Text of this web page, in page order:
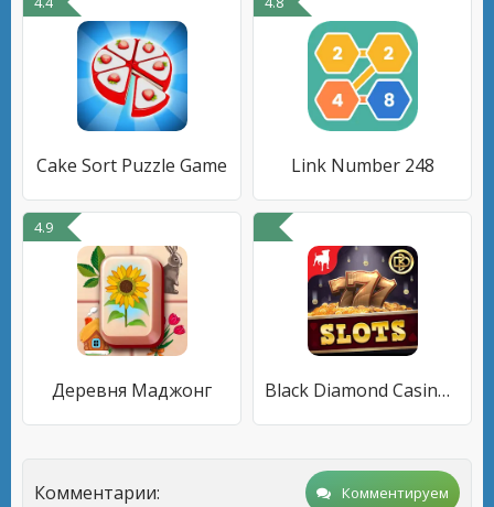
Cake Sort Puzzle Game Link Number 248
4.9
Деревня Маджонг Black Diamond Casino Slots
Комментарии: Комментируем